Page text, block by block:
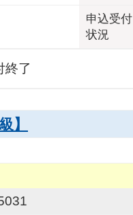
申込受付
状況
終了
】